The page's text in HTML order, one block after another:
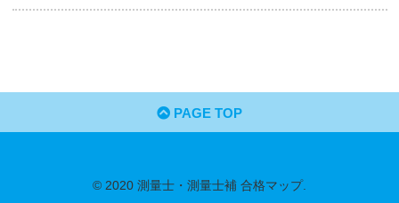
PAGE TOP
© 2020 測量士・測量士補 合格マップ.